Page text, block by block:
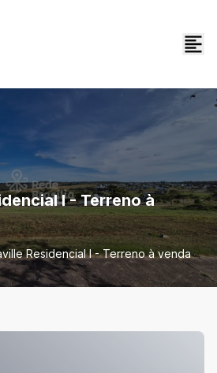
I - Terreno à
Residencial I - Terreno à venda